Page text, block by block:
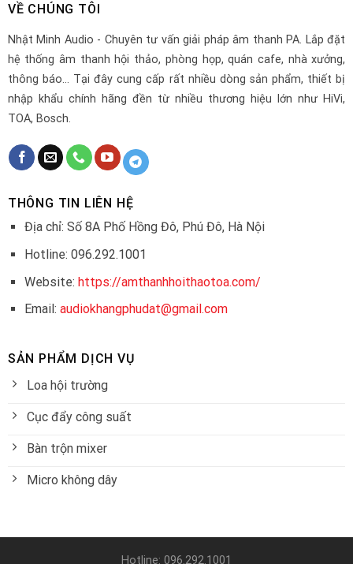
VỀ CHÚNG TÔI
Nhật Minh Audio - Chuyên tư vấn giải pháp âm thanh PA. Lắp đặt
hệ thống âm thanh hội thảo, phòng họp, quán cafe, nhà xưởng,
thông báo... Tại đây cung cấp rất nhiều dòng sản phẩm, thiết bị
nhập khẩu chính hãng đền từ nhiều thương hiệu lớn như HiVi,
TOA, Bosch.
THÔNG TIN LIÊN HỆ
Địa chỉ: Số 8A Phố Hồng Đô, Phú Đô, Hà Nội
Hotline: 096.292.1001
Website: https://amthanhhoithaotoa.com/
Email: audiokhangphudat@gmail.com
SẢN PHẨM DỊCH VỤ
Loa hội trường
Cục đẩy công suất
Bàn trộn mixer
Micro không dây
Hotline: 096.292.1001